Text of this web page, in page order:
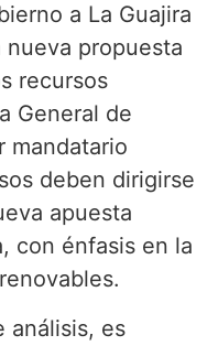
a La Guajira
propuesta
recursos
General de
mandatario
deben dirigirse
apuesta
con énfasis en la
análisis, es